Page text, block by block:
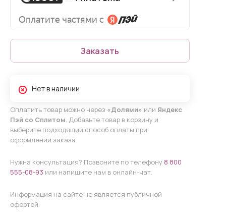
Заказать
Нет в наличии
Оплатить товар можно через «Долями» или Яндекс
Пэй со Сплитом. Добавьте товар в корзину и
выберите подходящий способ оплаты при
оформлении заказа.
Нужна консультация? Позвоните по телефону 8 800
555-08-93 или напишите нам в онлайн-чат.
Информация на сайте не является публичной
офертой.